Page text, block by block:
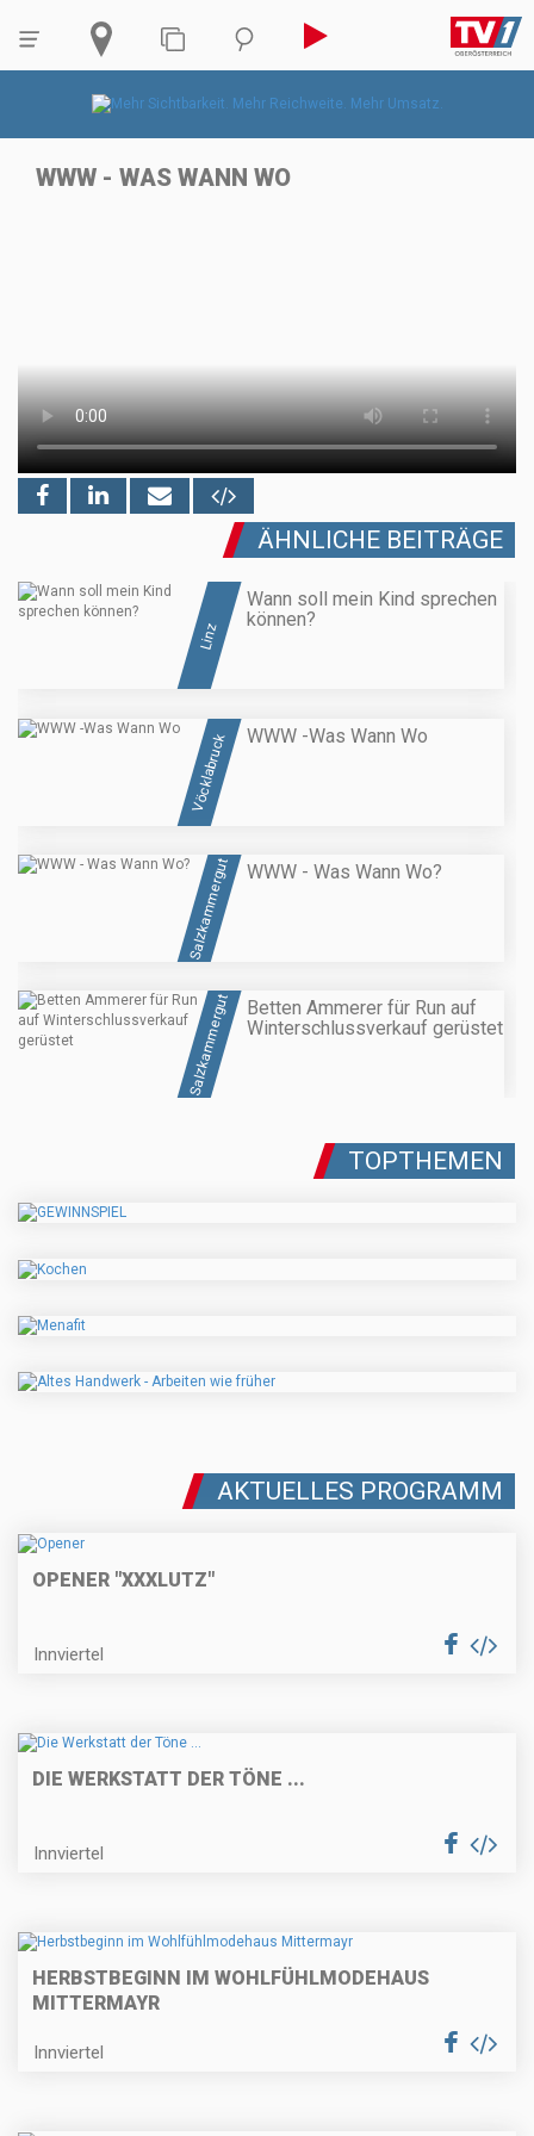
WWW - WAS WANN WO
ÄHNLICHE BEITRÄGE
Linz
Wann soll mein Kind sprechen
können?
Vöcklabruck WWW -Was Wann Wo
Salzkammergut WWW - Was Wann Wo?
Salzkammergut
Betten Ammerer für Run auf
Winterschlussverkauf gerüstet
TOPTHEMEN
AKTUELLES PROGRAMM
OPENER "XXXLUTZ"
Innviertel
DIE WERKSTATT DER TÖNE ...
Innviertel
HERBSTBEGINN IM WOHLFÜHLMODEHAUS
MITTERMAYR
Innviertel